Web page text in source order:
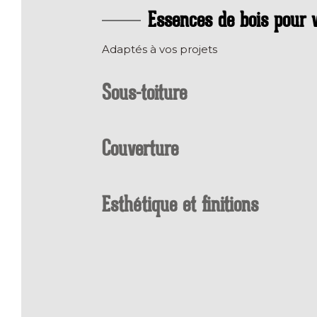
Essences de bois pour
Adaptés à vos projets
Sous-toiture
Couverture
Esthétique et finitions